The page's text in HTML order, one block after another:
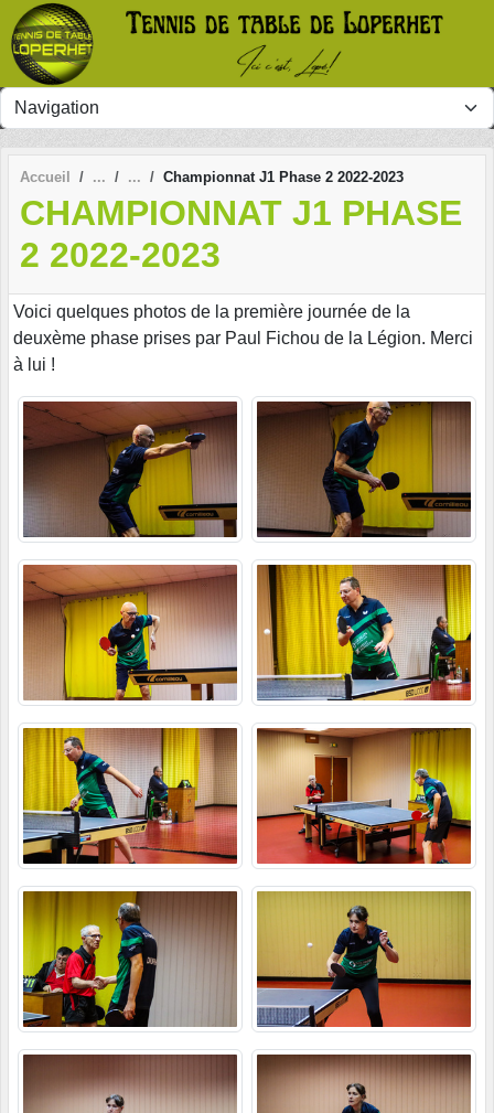
Accueil Championnat J1 Phase 2 2022-2023
CHAMPIONNAT J1 PHASE
2 2022-2023
Voici quelques photos de la première journée de la
deuxème phase prises par Paul Fichou de la Légion. Merci
à lui !
Panneau de gestion des cookies